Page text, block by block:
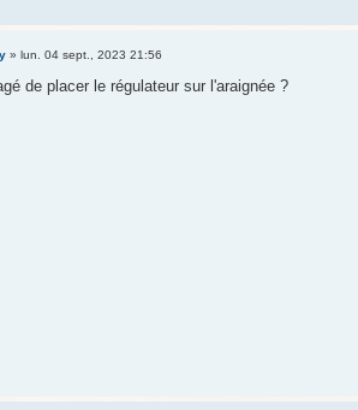
» lun. 04 sept., 2023 21:56
de placer le régulateur sur l'araignée ?